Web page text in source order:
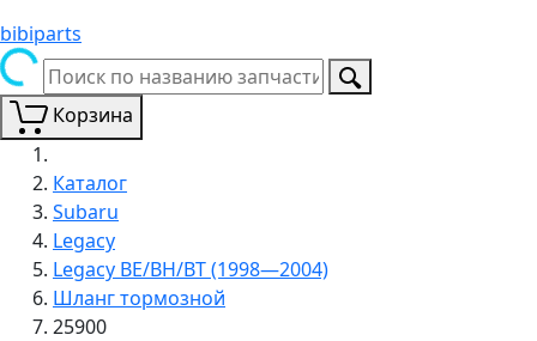
bibiparts
Корзина
Каталог
Subaru
Legacy
Legacy BE/BH/BT (1998—2004)
Шланг тормозной
25900